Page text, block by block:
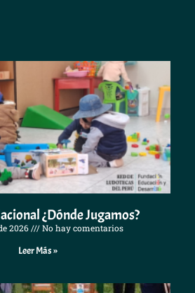
¿Dónde Jugamos?
2026 No hay comentarios
Leer Más »